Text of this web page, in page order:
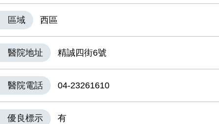
區域 西區
醫院地址 精誠四街6號
醫院電話 04-23261610
優良標示 有